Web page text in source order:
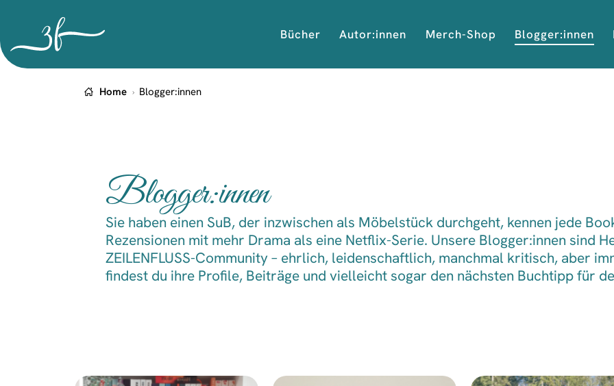
Bücher Autor:innen Merch-Shop Blogger:innen
Home Blogger:innen
Blogger:innen
Sie haben einen SuB, der inzwischen als Möbelstück durchgeht, kennen jede
Rezensionen mit mehr Drama als eine Netflix-Serie. Unsere Blogger:innen sind
ZEILENFLUSS-Community – ehrlich, leidenschaftlich, manchmal kritisch, aber
findest du ihre Profile, Beiträge und vielleicht sogar den nächsten Buchtipp für